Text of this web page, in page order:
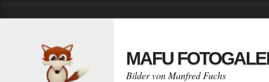
MAFU
Bilder von Manfred Fuchs